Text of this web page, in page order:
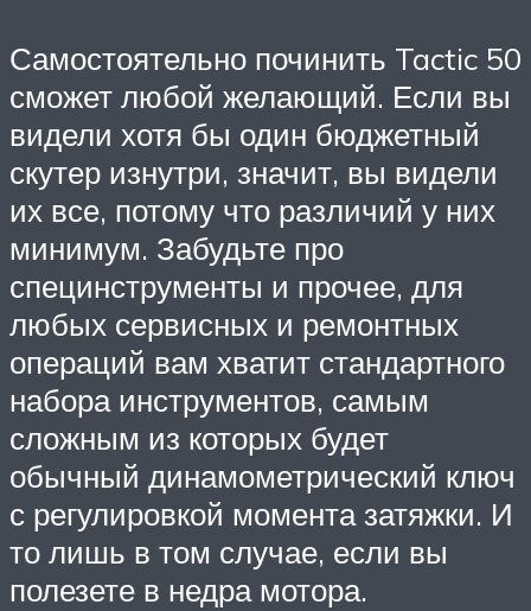
Самостоятельно починить Tactic 50
сможет любой желающий. Если вы
видели хотя бы один бюджетный
скутер изнутри, значит, вы видели
их все, потому что различий у них
минимум. Забудьте про
специнструменты и прочее, для
любых сервисных и ремонтных
операций вам хватит стандартного
набора инструментов, самым
сложным из которых будет
обычный динамометрический ключ
с регулировкой момента затяжки. И
то лишь в том случае, если вы
полезете в недра мотора.